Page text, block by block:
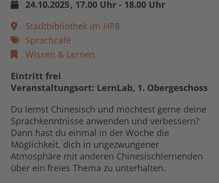
24.10.2025, 17.00 Uhr - 18.00 Uhr
Stadtbibliothek im HP8
Sprachcafé
Wissen & Lernen
Eintritt frei
Veranstaltungsort: LernLab, 1. Obergeschoss
Du lernst Chinesisch und möchtest gerne deine
Sprachkenntnisse anwenden und verbessern?
Dann hast du einmal in der Woche die
Möglichkeit, dich in ungezwungener
Atmosphäre mit anderen Chinesischlernenden
über ein freies Thema zu unterhalten.